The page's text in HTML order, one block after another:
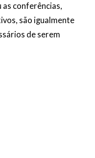
as conferências,
são igualmente
de serem